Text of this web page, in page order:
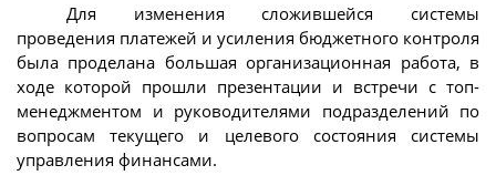
Для изменения сложившейся системы
проведения платежей и усиления бюджетного контроля
была проделана большая организационная работа, в
ходе которой прошли презентации и встречи с топ-
менеджментом и руководителями подразделений по
вопросам текущего и целевого состояния системы
управления финансами.